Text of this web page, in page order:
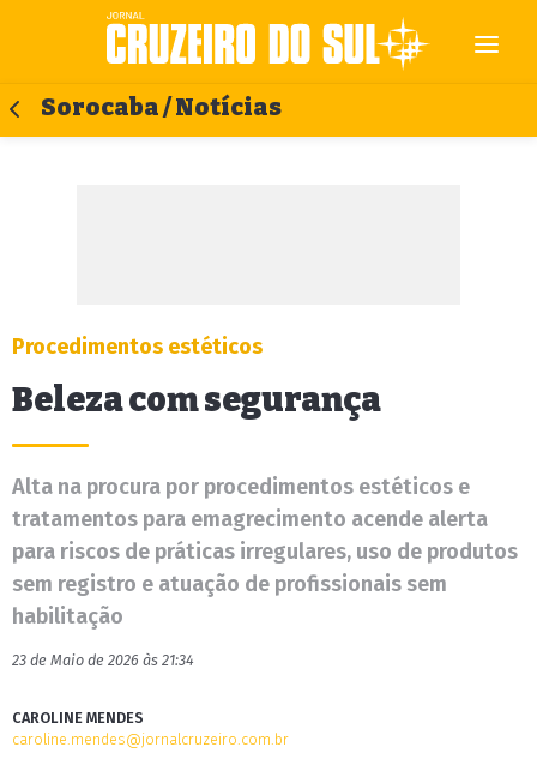
Sorocaba / Notícias
Procedimentos estéticos
Beleza com segurança
Alta na procura por procedimentos estéticos e
tratamentos para emagrecimento acende alerta
para riscos de práticas irregulares, uso de produtos
sem registro e atuação de profissionais sem
habilitação
23 de Maio de 2026 às 21:34
CAROLINE MENDES
caroline.mendes@jornalcruzeiro.com.br